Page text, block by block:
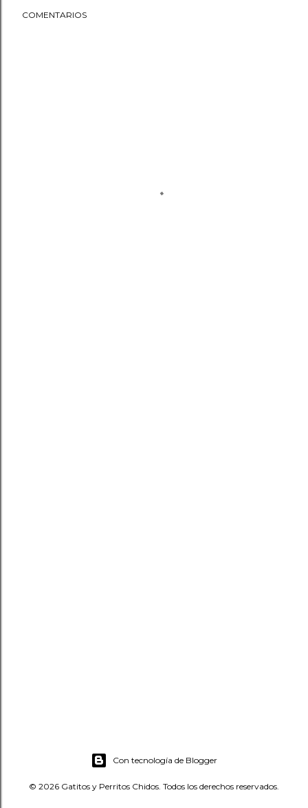
COMENTARIOS
Con tecnología de Blogger
© 2026 Gatitos y Perritos Chidos. Todos los derechos reservados.